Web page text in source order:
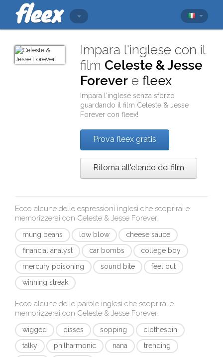
Impara l'inglese con il
film Celeste & Jesse
Forever efleex
Impara l'inglese senza sforzo
guardando il film Celeste & Jesse
Forever confleex!
Prova fleex gratis
Ritorna all'elenco dei film
Ecco alcune delle espressioni inglesi che scoprirai e
memorizzerai con Celeste & Jesse Forever:
mung beans low blow
cheese sauce
financial analyst
car bombs
college boy
mercury poisoning
sound bite
feel out
winning streak
Ecco alcune delle parole inglesi che scoprirai e
memorizzerai con Celeste & Jesse Forever:
wigged disses sopping
clothespin
talky
philharmonic nana
trending